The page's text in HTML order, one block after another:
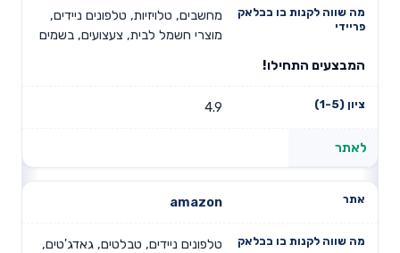
מחשבים, טלויזיות, טלפונים ניידים,
מוצרי חשמל לבית, צעצועים, בשמים
המבצעים התחילו!
4.9
לאתר
amazon
טלפונים ניידים, טבלטים, גאדג'טים,